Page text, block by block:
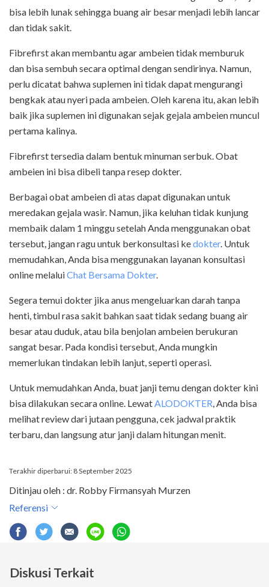
bisa lebih lunak sehingga buang air besar menjadi lebih lancar
dan tidak sakit.
Fibrefirst akan membantu agar ambeien tidak memburuk
dan bisa sembuh secara optimal dengan sendirinya. Namun,
perlu dicatat bahwa suplemen ini tidak dapat mengurangi
bengkak atau nyeri pada ambeien. Oleh karena itu, akan lebih
baik jika suplemen ini digunakan sejak gejala ambeien muncul
pertama kalinya.
Fibrefirst tersedia dalam bentuk minuman serbuk. Obat
ambeien ini bisa dibeli tanpa resep dokter.
Berbagai obat ambeien di atas dapat digunakan untuk
meredakan gejala wasir. Namun, jika keluhan tidak kunjung
membaik dalam 1 minggu setelah Anda menggunakan obat
tersebut, jangan ragu untuk berkonsultasi kedokter. Untuk
memudahkan, Anda bisa menggunakan layanan konsultasi
online melaluiChat Bersama Dokter.
Segera temui dokter jika anus mengeluarkan darah tanpa
henti, timbul rasa sakit bahkan saat tidak sedang buang air
besar atau duduk, atau bila benjolan ambeien berukuran
sangat besar. Pada kondisi tersebut, Anda mungkin
memerlukan tindakan lebih lanjut, seperti operasi.
Untuk memudahkan Anda, buat janji temu dengan dokter kini
bisa dilakukan secara online. LewatALODOKTER, Anda bisa
melihat review dari jutaan pengguna, cek jadwal praktik
terbaru, dan langsung atur janji dalam hitungan menit.
Terakhir diperbarui: 8 September 2025